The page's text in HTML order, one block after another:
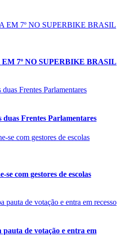
7º NO SUPERBIKE BRASIL
Frentes Parlamentares
se com gestores de escolas
pauta de votação e entra em